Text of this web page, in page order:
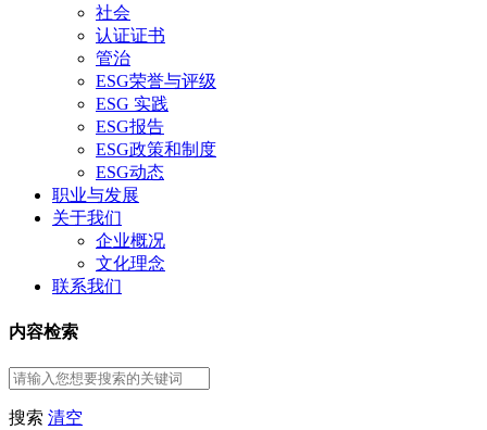
社会
认证证书
管治
ESG荣誉与评级
ESG 实践
ESG报告
ESG政策和制度
ESG动态
职业与发展
关于我们
企业概况
文化理念
联系我们
内容检索
搜索 清空